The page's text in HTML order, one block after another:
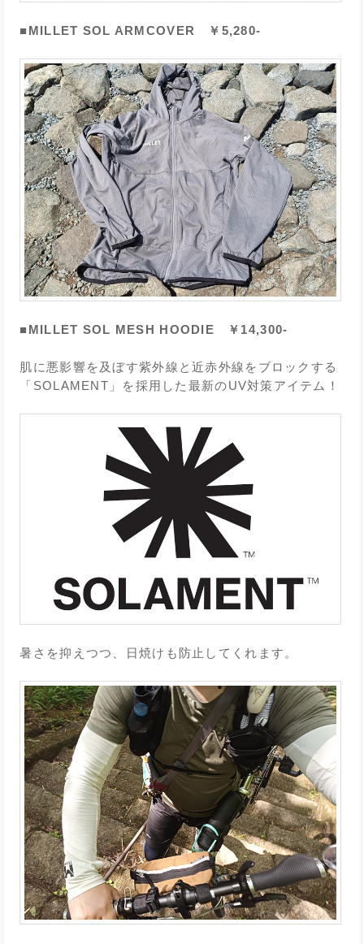
■MILLET SOL ARMCOVER ￥5,280-
■MILLET SOL MESH HOODIE ￥14,300-
肌に悪影響を及ぼす紫外線と近赤外線をブロックする
「SOLAMENT」を採用した最新のUV対策アイテム！
暑さを抑えつつ、日焼けも防止してくれます。